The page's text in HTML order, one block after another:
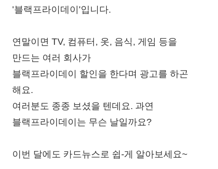
'블랙프라이데이'입니다.
연말이면 TV, 컴퓨터, 옷, 음식, 게임 등을
만드는 여러 회사가
블랙프라이데이 할인을 한다며 광고를 하곤
해요.
여러분도 종종 보셨을 텐데요. 과연
블랙프라이데이는 무슨 날일까요?
이번 달에도 카드뉴스로 쉽-게 알아보세요~